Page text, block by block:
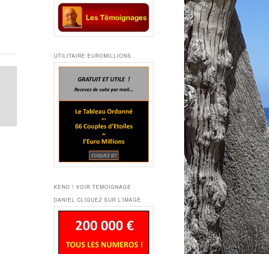
UTILITAIRE EUROMILLIONS
KENO ! VOIR TEMOIGNAGE
DANIEL CLIQUEZ SUR L’IMAGE